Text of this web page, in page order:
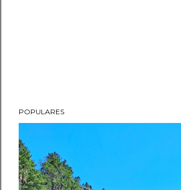
POPULARES